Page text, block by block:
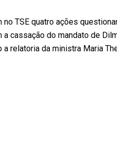
TSE quatro ações
cassação do mandato de
relatoria da ministra Maria